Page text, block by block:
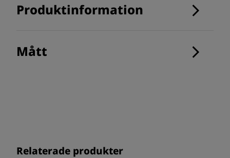
Produktinformation
Mått
Relaterade produkter